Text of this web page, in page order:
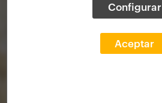
Configurar
Aceptar